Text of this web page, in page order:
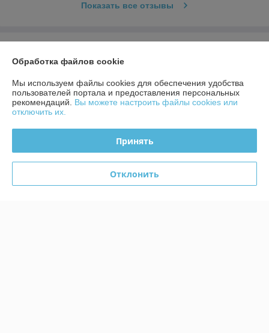
Показать все отзывы
Доставка и оплата
График работы
Политика обработки cookies
Обработка файлов cookie
Мы используем файлы cookies для обеспечения удобства
пользователей портала и предоставления персональных
рекомендаций. Вы можете настроить файлы cookies или
отключить их.
Принять
Отклонить